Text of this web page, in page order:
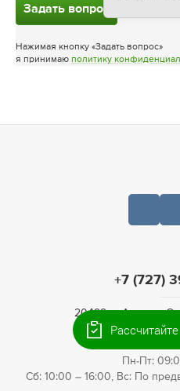
Задать вопрос
Нажимая кнопку «Задать вопрос»
я принимаю политику
+7 (727)
20499, г. Алматы,
ИНН:
Пн-Пт:
Сб: 10:00 – 16:00, Вс: По